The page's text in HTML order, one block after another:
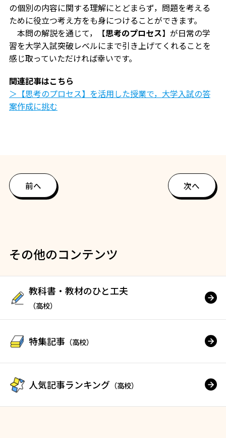
の個別の内容に関する理解にとどまらず，問題を考える
ために役立つ考え方をも身につけることができます。
本問の解説を通じて，【思考のプロセス】が日常の学
習を大学入試突破レベルにまで引き上げてくれることを
感じ取っていただければ幸いです。
関連記事はこちら
＞【思考のプロセス】を活用した授業で，大学入試の答
案作成に挑む
前へ 次へ
その他のコンテンツ
教科書・教材のひと工夫
（高校）
特集記事 （高校）
人気記事ランキング （高校）